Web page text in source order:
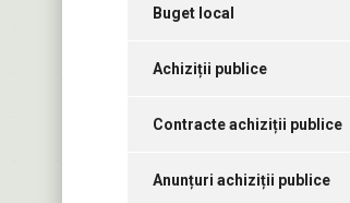
Buget local
Achiziții publice
Contracte achiziții publice
Anunțuri achiziții publice